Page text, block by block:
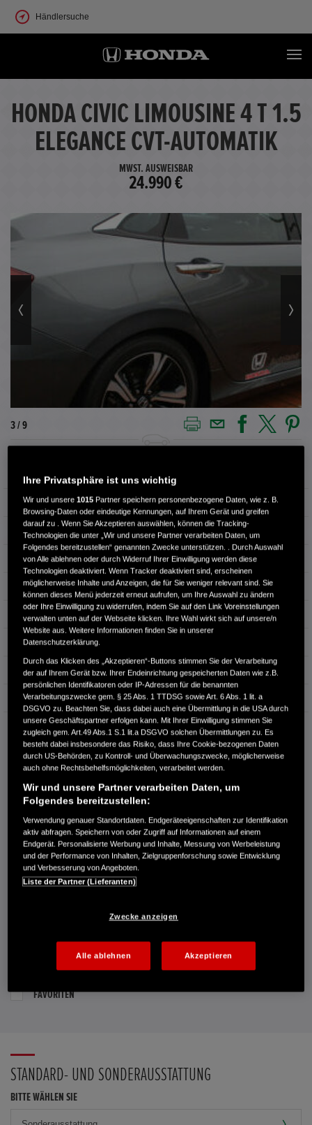
Händlersuche
HONDA CIVIC LIMOUSINE 4 T 1.5
ELEGANCE CVT-AUTOMATIK
MWST. AUSWEISBAR
24.990 €
3 / 9
Außenfarbe POLISHED METAL M.
Kilometerstand 4.000 km
Kraftstoffart Super
Getriebe Automatik
Türen 4
Leistung 134 kW / 182 PS
Hubraum
Erstzulassung 01.2019
Bauart Limousine
AUTOLAND ROUTE 51 GMBH
Teutoburger-Wald-Str. 15
49124 Georgsmarienhütte
RUFEN SIE UNS AN:
05401 36940
Route planen
Händlerbestand anzeigen
Dealer Website anzeigen
Händler kontaktieren
PROBEFAHRT VEREINBAREN
FAVORITEN
STANDARD- UND SONDERAUSSTATTUNG
BITTE WÄHLEN SIE
Ihre Privatsphäre ist uns wichtig
Wir und unsere1015 Partner speichern personenbezogene Daten, wie z. B.
Browsing-Daten oder eindeutige Kennungen, auf Ihrem Gerät und greifen
darauf zu . Wenn Sie Akzeptieren auswählen, können die Tracking-
Technologien die unter „Wir und unsere Partner verarbeiten Daten, um
Folgendes bereitzustellen“ genannten Zwecke unterstützen. . Durch Auswahl
von Alle ablehnen oder durch Widerruf Ihrer Einwilligung werden diese
Technologien deaktiviert. Wenn Tracker deaktiviert sind, erscheinen
möglicherweise Inhalte und Anzeigen, die für Sie weniger relevant sind. Sie
können dieses Menü jederzeit erneut aufrufen, um Ihre Auswahl zu ändern
oder Ihre Einwilligung zu widerrufen, indem Sie auf den Link Voreinstellungen
verwalten unten auf der Webseite klicken. Ihre Wahl wirkt sich auf unsere/n
Website aus. Weitere Informationen finden Sie in unserer
Datenschutzerklärung.
Durch das Klicken des „Akzeptieren“-Buttons stimmen Sie der Verarbeitung
der auf Ihrem Gerät bzw. Ihrer Endeinrichtung gespeicherten Daten wie z.B.
persönlichen Identifikatoren oder IP-Adressen für die benannten
Verarbeitungszwecke gem. § 25 Abs. 1 TTDSG sowie Art. 6 Abs. 1 lit. a
DSGVO zu. Beachten Sie, dass dabei auch eine Übermittlung in die USA durch
unsere Geschäftspartner erfolgen kann. Mit Ihrer Einwilligung stimmen Sie
zugleich gem. Art.49 Abs.1 S.1 lit.a DSGVO solchen Übermittlungen zu. Es
besteht dabei insbesondere das Risiko, dass Ihre Cookie-bezogenen Daten
durch US-Behörden, zu Kontroll- und Überwachungszwecke, möglicherweise
auch ohne Rechtsbehelfsmöglichkeiten, verarbeitet werden.
Wir und unsere Partner verarbeiten Daten, um
Folgendes bereitzustellen:
Verwendung genauer Standortdaten. Endgeräteeigenschaften zur Identifikation
aktiv abfragen. Speichern von oder Zugriff auf Informationen auf einem
Endgerät. Personalisierte Werbung und Inhalte, Messung von Werbeleistung
und der Performance von Inhalten, Zielgruppenforschung sowie Entwicklung
und Verbesserung von Angeboten.
Liste der Partner (Lieferanten)
Zwecke anzeigen
Alle ablehnen Akzeptieren